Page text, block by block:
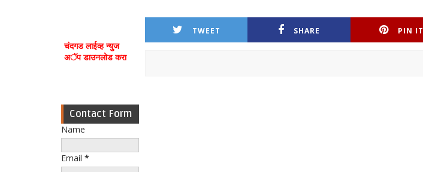
चंदगड लाईव्ह न्युज
अॅप डाउनलोड करा
Contact Form
Name
Email *
TWEET SHARE PIN IT